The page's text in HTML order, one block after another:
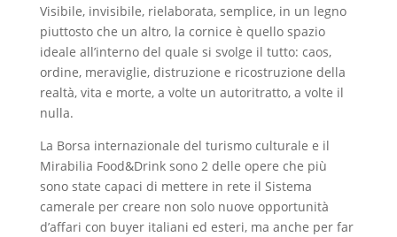
Visibile, invisibile, rielaborata, semplice, in un legno
piuttosto che un altro, la cornice è quello spazio
ideale all’interno del quale si svolge il tutto: caos,
ordine, meraviglie, distruzione e ricostruzione della
realtà, vita e morte, a volte un autoritratto, a volte il
nulla.
La Borsa internazionale del turismo culturale e il
Mirabilia Food&Drink sono 2 delle opere che più
sono state capaci di mettere in rete il Sistema
camerale per creare non solo nuove opportunità
d’affari con buyer italiani ed esteri, ma anche per far